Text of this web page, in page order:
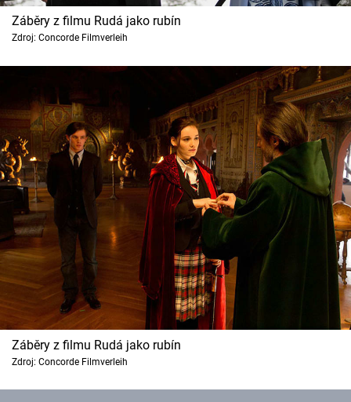
Cool Esport
TV Program
Sledujte prima+
Přihlášení
Sledujte nás
Záběry z filmu Rudá jako rubín
Zdroj: Concorde Filmverleih
Záběry z filmu Rudá jako rubín
Zdroj: Concorde Filmverleih